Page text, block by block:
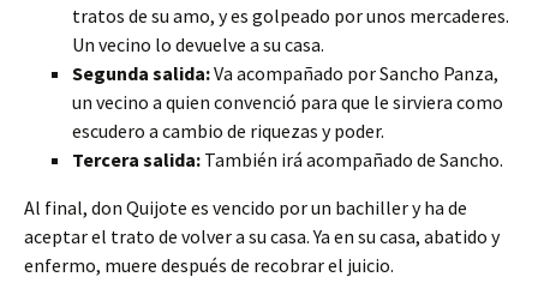
tratos de su amo, y es golpeado por unos mercaderes.
Un vecino lo devuelve a su casa.
Segunda salida:Va acompañado por Sancho Panza,
un vecino a quien convenció para que le sirviera como
escudero a cambio de riquezas y poder.
Tercera salida: También irá acompañado de Sancho.
Al final, don Quijote es vencido por un bachiller y ha de
aceptar el trato de volver a su casa. Ya en su casa, abatido y
enfermo, muere después de recobrar el juicio.